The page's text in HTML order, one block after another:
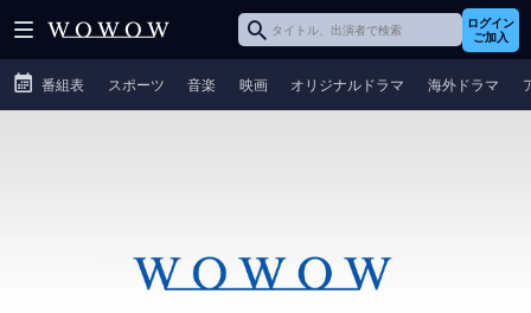
ログイン
ご加入
番組表 スポーツ 音楽 映画 オリジナルドラマ 海外ドラマ